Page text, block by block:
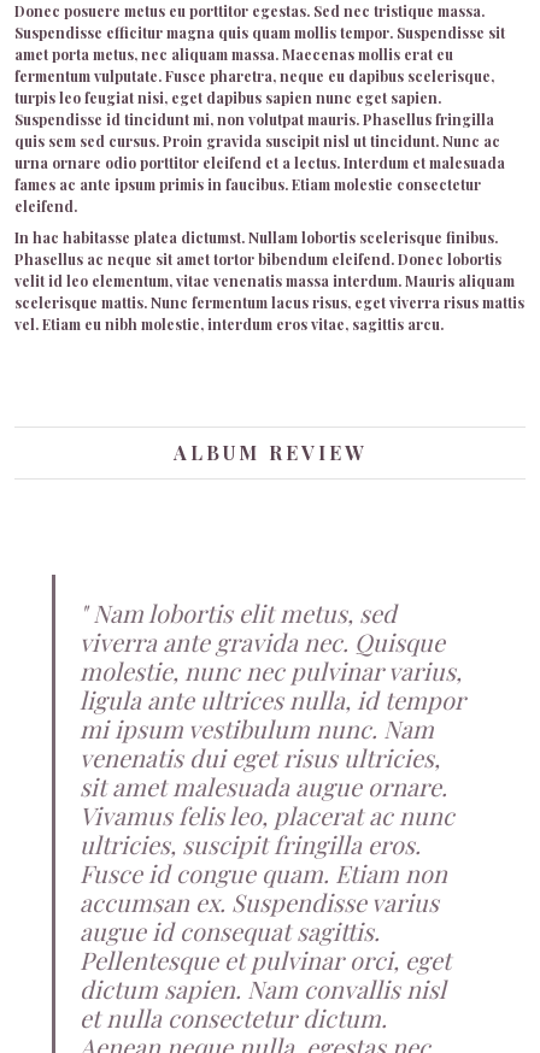
Donec posuere metus eu porttitor egestas. Sed nec tristique massa.
Suspendisse efficitur magna quis quam mollis tempor. Suspendisse sit
amet porta metus, nec aliquam massa. Maecenas mollis erat eu
fermentum vulputate. Fusce pharetra, neque eu dapibus scelerisque,
turpis leo feugiat nisi, eget dapibus sapien nunc eget sapien.
Suspendisse id tincidunt mi, non volutpat mauris. Phasellus fringilla
quis sem sed cursus. Proin gravida suscipit nisl ut tincidunt. Nunc ac
urna ornare odio porttitor eleifend et a lectus. Interdum et malesuada
fames ac ante ipsum primis in faucibus. Etiam molestie consectetur
eleifend.
In hac habitasse platea dictumst. Nullam lobortis scelerisque finibus.
Phasellus ac neque sit amet tortor bibendum eleifend. Donec lobortis
velit id leo elementum, vitae venenatis massa interdum. Mauris aliquam
scelerisque mattis. Nunc fermentum lacus risus, eget viverra risus mattis
vel. Etiam eu nibh molestie, interdum eros vitae, sagittis arcu.
ALBUM REVIEW
Nam lobortis elit metus, sed
viverra ante gravida nec. Quisque
molestie, nunc nec pulvinar varius,
ligula ante ultrices nulla, id tempor
mi ipsum vestibulum nunc. Nam
venenatis dui eget risus ultricies,
sit amet malesuada augue ornare.
Vivamus felis leo, placerat ac nunc
ultricies, suscipit fringilla eros.
Fusce id congue quam. Etiam non
accumsan ex. Suspendisse varius
augue id consequat sagittis.
Pellentesque et pulvinar orci, eget
dictum sapien. Nam convallis nisl
et nulla consectetur dictum.